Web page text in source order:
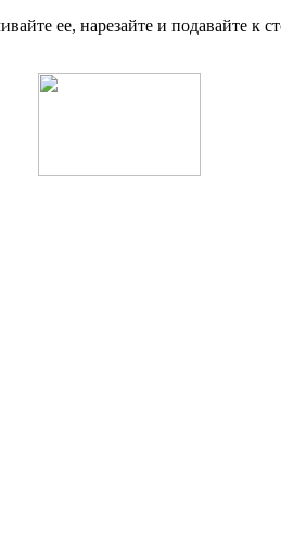
ее, нарезайте и подавайте к